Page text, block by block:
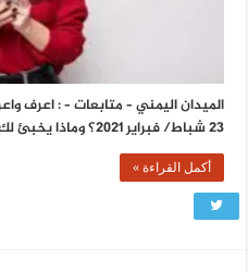
الميدان اليمني – متابعات – : اعرف
23 شباط/ فبراير 2021؟ وماذا يخبئ لك …
أكمل القراءة »